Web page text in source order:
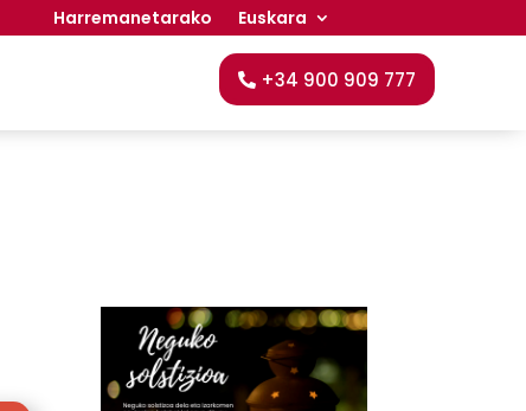
Harremanetarako Euskara
+34 900 909 777